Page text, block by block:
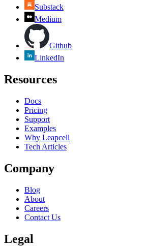
Substack
Medium
Github
LinkedIn
Resources
Docs
Pricing
Support
Examples
Why Leapcell
Tech Articles
Company
Blog
About
Careers
Contact Us
Legal